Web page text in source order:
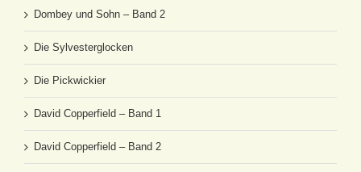
Dombey und Sohn – Band 2
Die Sylvesterglocken
Die Pickwickier
David Copperfield – Band 1
David Copperfield – Band 2